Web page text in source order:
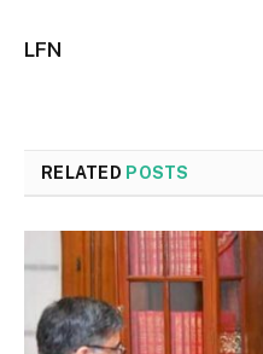
LFN
RELATED POSTS